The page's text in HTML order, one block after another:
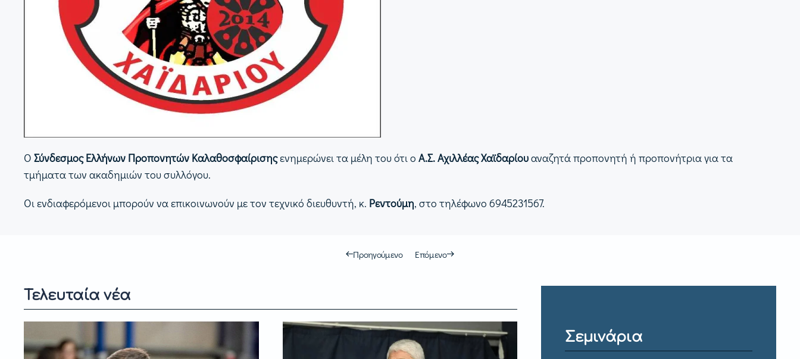
Ο Σύνδεσμος Ελλήνων Προπονητών Καλαθοσφαίρισηςενημερώνει τα μέλη του ότι ο Α.Σ. Αχιλλέας Χαϊδαρίουαναζητά προπονητή ή προπονήτρια για τα
τμήματα των ακαδημιών του συλλόγου.
Οι ενδιαφερόμενοι μπορούν να επικοινωνούν με τον τεχνικό διευθυντή, κ. Ρεντούμη, στο τηλέφωνο 6945231567.
Προηγούμενο Επόμενο
Τελευταία νέα
Σεμινάρια